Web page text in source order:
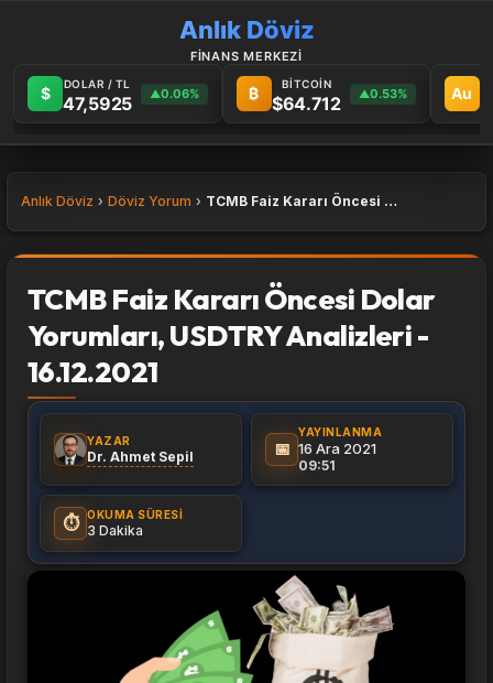
Anlık Döviz
FİNANS MERKEZİ
$ DOLAR / TL
47,5925 ▲0.06% ₿ BİTCOİN
$64.712 ▲0.53% Au
Anlık Döviz Döviz Yorum TCMB Faiz Kararı Öncesi Dolar Yorumları, USDTRY Analizleri - 16.12.2021
TCMB Faiz Kararı Öncesi Dolar
Yorumları, USDTRY Analizleri -
16.12.2021
YAZAR
Dr. Ahmet Sepil 📅
YAYINLANMA
16 Ara 2021
09:51
⏱️ OKUMA SÜRESI
3 Dakika